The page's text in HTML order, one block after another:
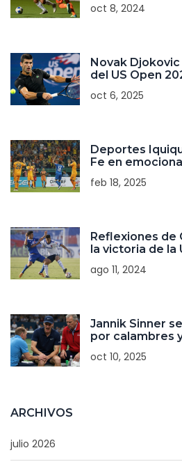
oct 8, 2024
Novak
del US Open
oct 6, 2025
Deportes
Fe en
feb 18, 2025
Reflexiones de
la victoria de la
ago 11, 2024
Jannik Sinner
por calambres
oct 10, 2025
ARCHIVOS
julio 2026